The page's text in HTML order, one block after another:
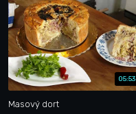
05:53
Masový dort